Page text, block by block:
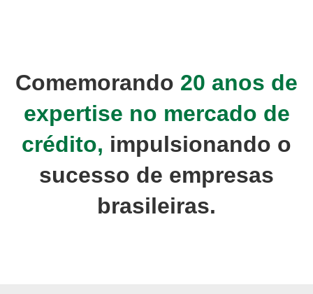
Comemorando 20 anos de
expertise no mercado de
crédito, impulsionando o
sucesso de empresas
brasileiras.